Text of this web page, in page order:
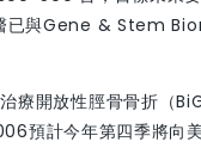
已與Gene & Stem
療開放性脛骨骨折（
預計今年第四季將向